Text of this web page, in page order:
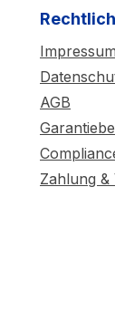
Impressum
AGB
Zahlung &